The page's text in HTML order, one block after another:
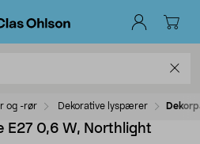
og -rør Dekorative lyspærer
E27 0,6 W, Northlight